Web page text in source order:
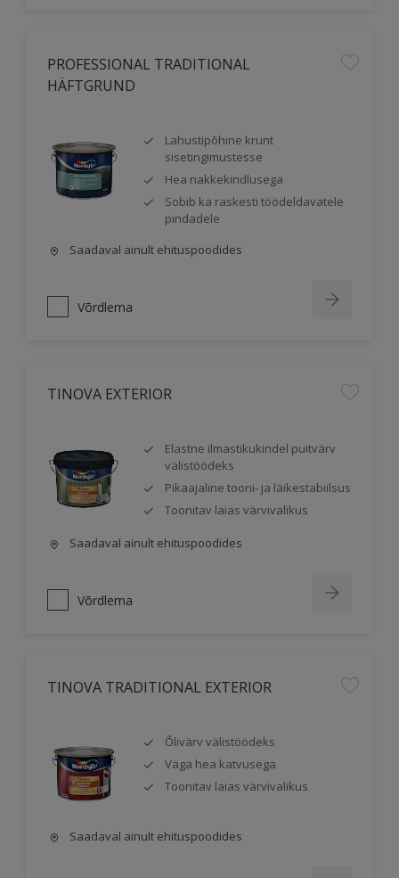
PROFESSIONAL TRADITIONAL
HÄFTGRUND
Lahustipõhine krunt
sisetingimustesse
Hea nakkekindlusega
Sobib ka raskesti töödeldavatele
pindadele
Saadaval ainult ehituspoodides
Võrdlema
TINOVA EXTERIOR
Elastne ilmastikukindel puitvärv
välistöödeks
Pikaajaline tooni- ja läikestabiilsus
Toonitav laias värvivalikus
Saadaval ainult ehituspoodides
Võrdlema
TINOVA TRADITIONAL EXTERIOR
Õlivärv välistöödeks
Väga hea katvusega
Toonitav laias värvivalikus
Saadaval ainult ehituspoodides